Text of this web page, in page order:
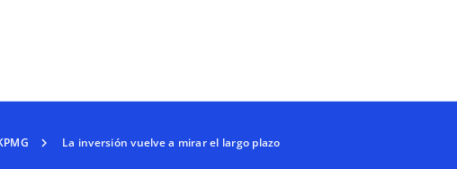
Saltar al contenido
La inversión vuelve a mirar el largo plazo